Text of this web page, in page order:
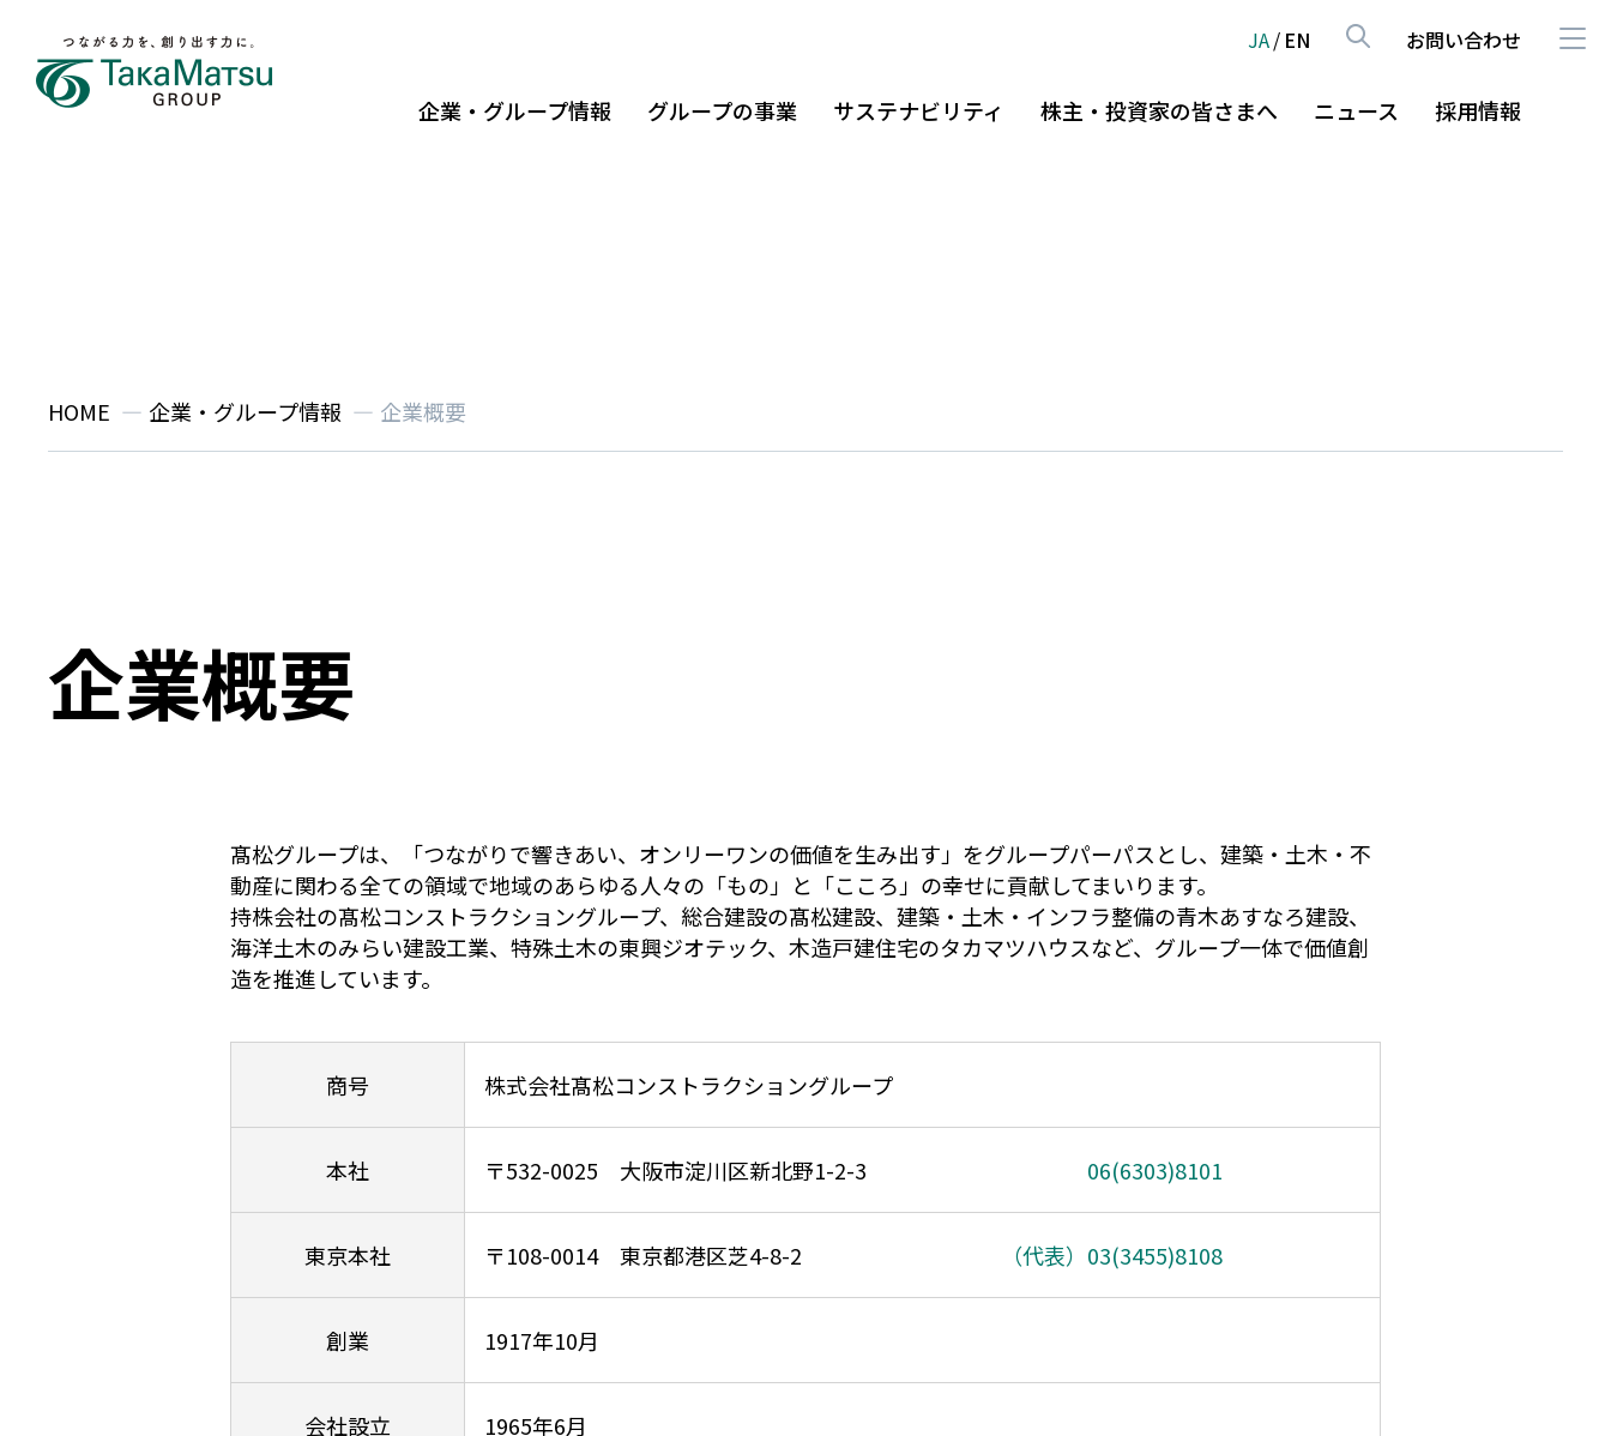
企業・グループ情報 グループの事業 サステナビリティ 株主・投資家の皆さまへ ニュース 採用情報
JA/ EN お問い合わせ
ディスクロージャーポリシー
沈黙期間
本ウェブサイトのご利用について
ENGLISH
Copyright © TAKAMATSU CONSTRUCTION GROUP All Rights
HOME 企業・グループ情報 企業概要
企業概要
髙松グループは、「つながりで響きあい、オンリーワンの価値を生み出す」をグループパーパスとし、建築・土木・不
動産に関わる全ての領域で地域のあらゆる人々の「もの」と「こころ」の幸せに貢献してまいります。
持株会社の髙松コンストラクショングループ、総合建設の髙松建設、建築・土木・インフラ整備の青木あすなろ建設、
海洋土木のみらい建設工業、特殊土木の東興ジオテック、木造戸建住宅のタカマツハウスなど、グループ一体で価値創
造を推進しています。
商号 株式会社髙松コンストラクショングループ
本社 〒532-0025 大阪市淀川区新北野1-2-3 06(6303)8101
東京本社 〒108-0014 東京都港区芝4-8-2 （代表）03(3455)8108
創業 1917年10月
会社設立 1965年6月